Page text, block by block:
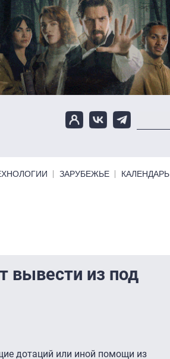
ЗАРУБЕЖЬЕ КАЛЕНДАРЬ
вывести из под
дотаций или иной помощи из